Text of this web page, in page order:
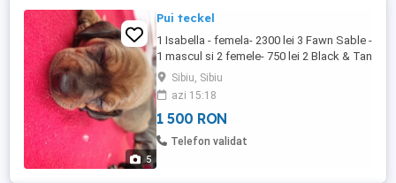
5
Pui teckel
1 Isabella - femela- 2300 lei 3 Fawn Sable -
1 mascul si 2 femele- 750 lei 2 Black & Tan
- 1 mascul si o femela- 1000 lei 1 Black &
Tan Piebald - mascul- 1500 lei Nascuti in
11 iulie. Disponibili din 22 august. In Sibiu.
Sibiu, Sibiu
azi 15:18
1 500 RON
Telefon validat